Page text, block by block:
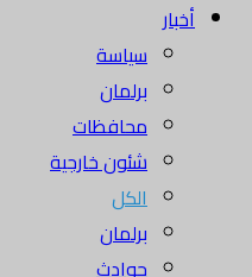
أخبار
سياسة
برلمان
محافظات
شئون خارجية
الكل
برلمان
حوادث